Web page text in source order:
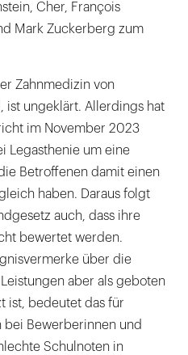
Cher, François
Mark Zuckerberg zum
Zahnmedizin von
ist ungeklärt. Allerdings hat
im November 2023
Legasthenie um eine
Betroffenen damit einen
haben. Daraus folgt
auch, dass ihre
bewertet werden.
über die
aber als geboten
ist, bedeutet das für
bei Bewerberinnen und
Schulnoten in